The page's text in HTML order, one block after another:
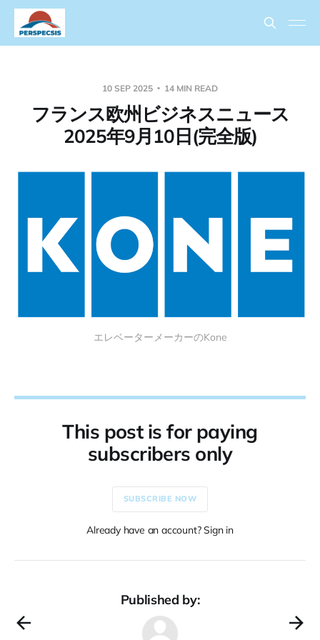
10 SEP 2025 14 MIN READ
フランス欧州ビジネスニュース
2025年9月10日(完全版)
エレベーターメーカーのKone
This post is for paying
subscribers only
SUBSCRIBE NOW
Already have an account? Sign in
Published by: